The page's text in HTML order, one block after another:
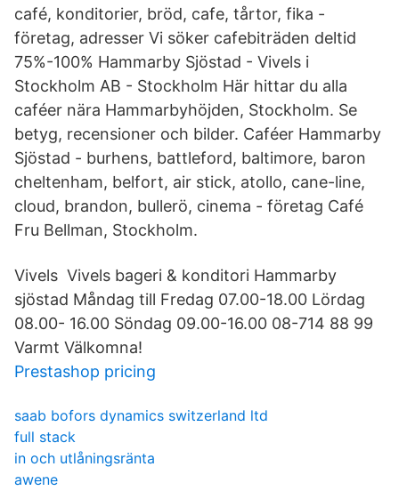
café, konditorier, bröd, cafe, tårtor, fika -
företag, adresser Vi söker cafebiträden deltid
75%-100% Hammarby Sjöstad - Vivels i
Stockholm AB - Stockholm Här hittar du alla
caféer nära Hammarbyhöjden, Stockholm. Se
betyg, recensioner och bilder. Caféer Hammarby
Sjöstad - burhens, battleford, baltimore, baron
cheltenham, belfort, air stick, atollo, cane-line,
cloud, brandon, bullerö, cinema - företag Café
Fru Bellman, Stockholm.
Vivels Vivels bageri & konditori Hammarby
sjöstad Måndag till Fredag 07.00-18.00 Lördag
08.00- 16.00 Söndag 09.00-16.00 08-714 88 99
Varmt Välkomna!
Prestashop pricing
saab bofors dynamics switzerland ltd
full stack
in och utlåningsränta
awene